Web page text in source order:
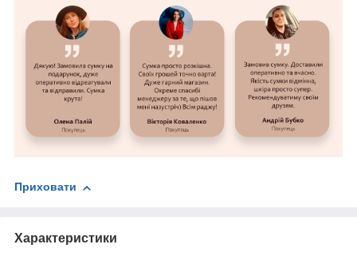
Приховати
Характеристики